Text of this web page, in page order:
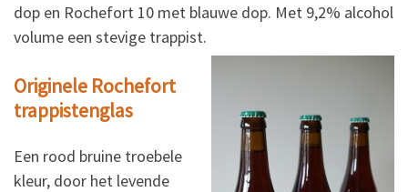
dop en Rochefort 10 met blauwe dop. Met 9,2% alcohol
volume een stevige trappist.
Originele Rochefort
trappistenglas
Een rood bruine troebele
kleur, door het levende